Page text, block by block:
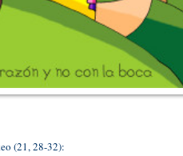
(21, 28-32):